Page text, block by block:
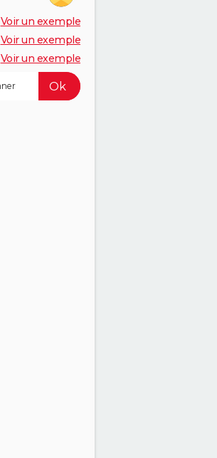
Voir un exemple
Voir un exemple
Voir un exemple